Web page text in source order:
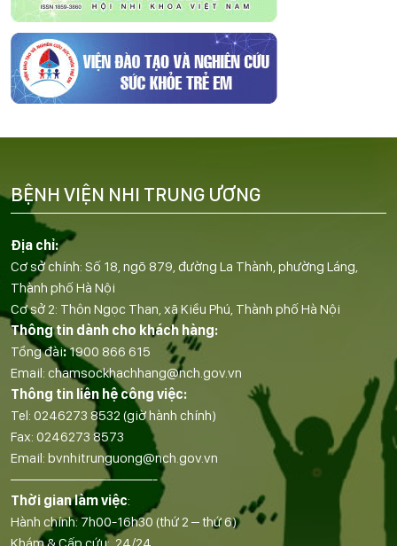
Địa chỉ:
Cơ sở chính: Số 18, ngõ 879, đường La Thành, phường Láng,
Thành phố Hà Nội
Cơ sở 2: Thôn Ngọc Than, xã Kiều Phú, Thành phố Hà Nội
Thông tin dành cho khách hàng:
Tổng đài:1900 866 615
Email: chamsockhachhang@nch.gov.vn
Thông tin liên hệ công việc:
Tel: 0246273 8532 (giờ hành chính)
Fax: 0246273 8573
Email: bvnhitrunguong@nch.gov.vn
——————————-
Thời gian làm việc:
Hành chính: 7h00-16h30 (thứ 2 – thứ 6)
BỆNH VIỆN NHI TRUNG ƯƠNG